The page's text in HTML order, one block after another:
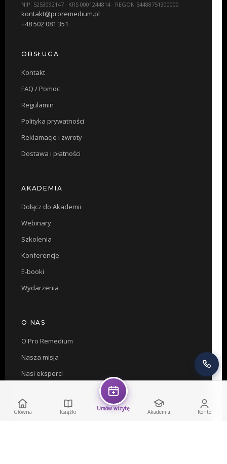
NIP: 5253092147 · KRS 0001244814 · REGON 54488751300000
kontakt@proremedium.pl
+48 502 081 351
OBSŁUGA
Kontakt
FAQ / Pomoc
Regulamin
Polityka prywatności
Reklamacje i zwroty
Dostawa i płatności
AKADEMIA
Dołącz do Akademii
Webinary
Szkolenia
Konferencje
E-booki
Wydarzenia
O NAS
O Pro Remedium
Nasza misja
Nasi eksperci
Współpraca
Główna Książki Umów wizytę Akademia Konto